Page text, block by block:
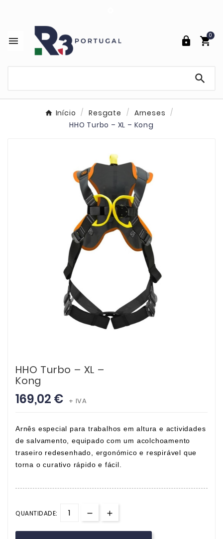
  
0

Início Resgate
Arneses
HHO Turbo – XL – Kong
HHO Turbo – XL –
Kong
169,02 € + IVA
Arnês especial para trabalhos em altura e actividades
de salvamento, equipado com um acolchoamento
traseiro redesenhado, ergonómico e respirável que
torna o curativo rápido e fácil.
QUANTIDADE: